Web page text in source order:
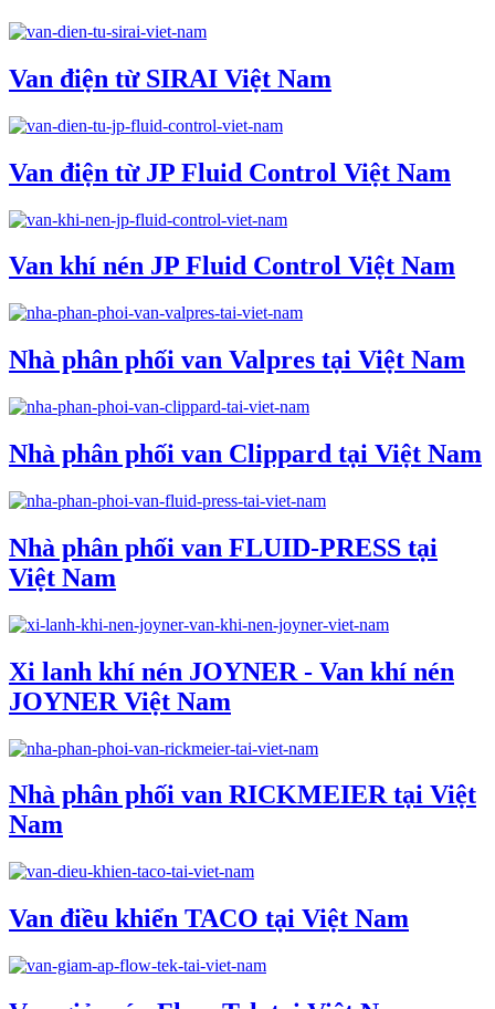
Van điện từ SIRAI Việt Nam
Van điện từ JP Fluid Control Việt Nam
Van khí nén JP Fluid Control Việt Nam
Nhà phân phối van Valpres tại Việt Nam
Nhà phân phối van Clippard tại Việt Nam
Nhà phân phối van FLUID-PRESS tại
Việt Nam
Xi lanh khí nén JOYNER - Van khí nén
JOYNER Việt Nam
Nhà phân phối van RICKMEIER tại Việt
Nam
Van điều khiển TACO tại Việt Nam